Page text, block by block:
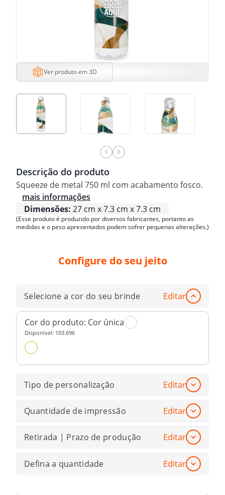
Ver produto em 3D
Descrição do produto
Squeeze de metal 750 ml com acabamento fosco.
mais informações
Dimensões: 27 cm x 7.3 cm x 7.3 cm
(Esse produto é produzido por diversos fabricantes, portanto as
medidas e o peso apresentados podem sofrer pequenas alterações.)
Configure do seu jeito
Selecione a cor do seu brinde Editar
Cor do produto: Cor única
Disponível: 103.696
Tipo de personalização Editar
Quantidade de impressão Editar
Retirada | Prazo de produção Editar
Defina a quantidade Editar